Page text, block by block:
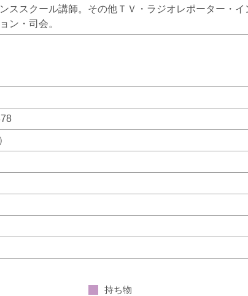
ススクール講師。その他ＴＶ・ラジオレポーター・イ
ン・司会。
持ち物